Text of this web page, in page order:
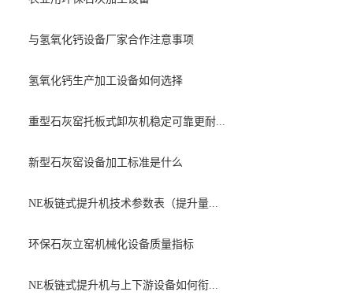
与氢氧化钙设备厂家合作注意事项
氢氧化钙生产加工设备如何选择
重型石灰窑托板式卸灰机稳定可靠更耐...
新型石灰窑设备加工标准是什么
NE板链式提升机技术参数表（提升量...
环保石灰立窑机械化设备质量指标
NE板链式提升机与上下游设备如何衔...